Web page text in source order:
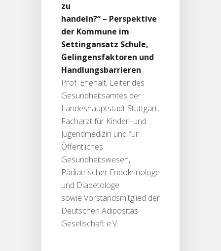
zu
handeln?“ – Perspektive
der Kommune im
Settingansatz Schule,
Gelingensfaktoren und
Handlungsbarrieren
Prof. Ehehalt, Leiter des
Gesundheitsamtes der
Landeshauptstadt Stuttgart,
Facharzt für Kinder- und
Jugendmedizin und für
Öffentliches
Gesundheitswesen,
Pädiatrischer Endokrinologe
und Diabetologe
sowie Vorstandsmitglied der
Deutschen Adipositas
Gesellschaft e.V.